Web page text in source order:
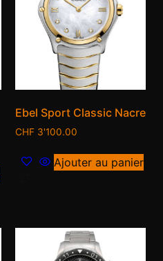
Ebel Sport Classic Nacre
CHF 3'100.00
Ajouter au panier